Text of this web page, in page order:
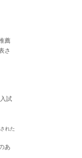
薦
さ
試
れた
あ